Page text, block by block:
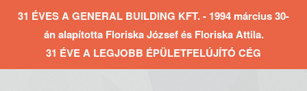
31 ÉVES A GENERAL BUILDING KFT. - 1994 március 30-
án alapította Floriska József és Floriska Attila.
31 ÉVE A LEGJOBB ÉPÜLETFELÚJÍTÓ CÉG